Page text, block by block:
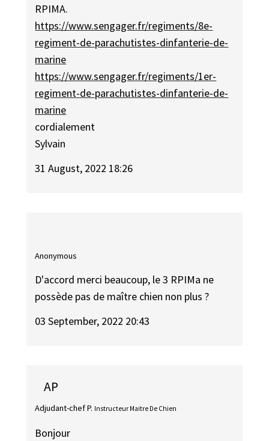
RPIMA.
https://www.sengager.fr/regiments/8e-
regiment-de-parachutistes-dinfanterie-de-
marine
https://www.sengager.fr/regiments/1er-
regiment-de-parachutistes-dinfanterie-de-
marine
cordialement
Sylvain
31 August, 2022 18:26
Anonymous
D'accord merci beaucoup, le 3 RPIMa ne
possède pas de maître chien non plus ?
03 September, 2022 20:43
AP
Adjudant-chef P. Instructeur Maitre De Chien
Bonjour